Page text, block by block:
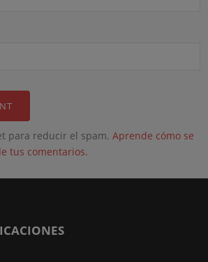
para reducir el spam.Aprende cómo se
tus comentarios.